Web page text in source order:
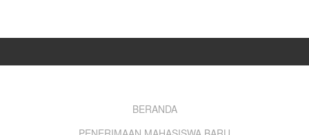
BERANDA